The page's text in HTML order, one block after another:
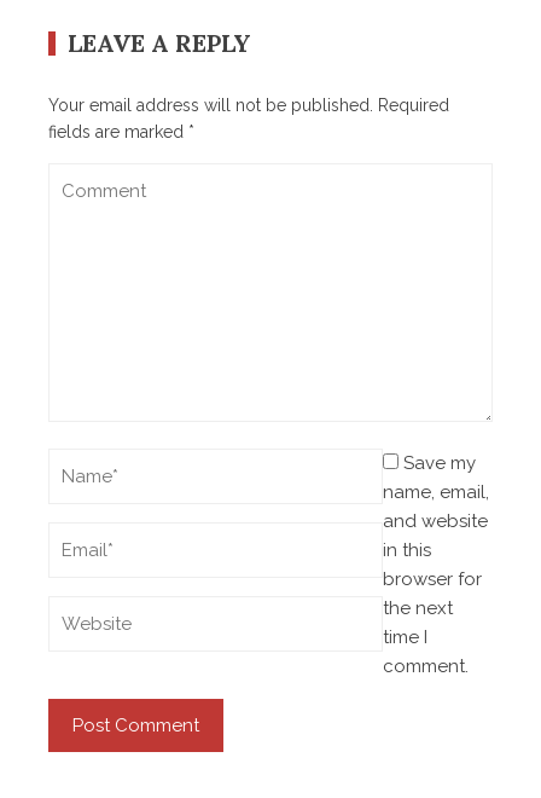
LEAVE A REPLY
Your email address will not be published.
Required
fields are marked *
Save my
name, email,
and website
in this
browser for
the next
time I
comment.